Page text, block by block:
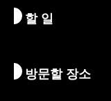
교토 알아보기
시즌별 정보
할 일
여행 아이디어
방문할 장소